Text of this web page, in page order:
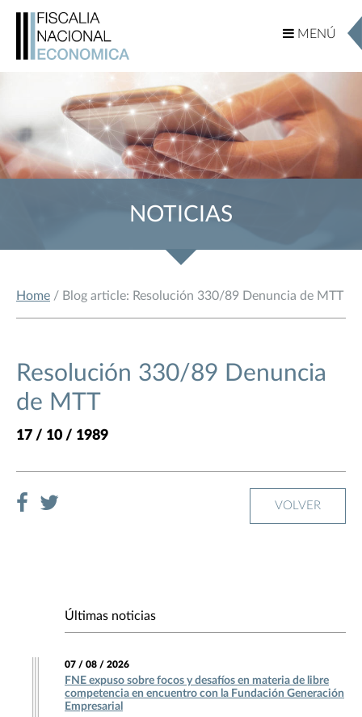
MENÚ
MENÚ
NOTICIAS
Home / Blog article: Resolución 330/89 Denuncia de MTT
Resolución 330/89 Denuncia
de MTT
17 / 10 / 1989
VOLVER
Últimas noticias
07 / 08 / 2026
FNE expuso sobre focos y desafíos en materia de libre
competencia en encuentro con la Fundación Generación
Empresarial